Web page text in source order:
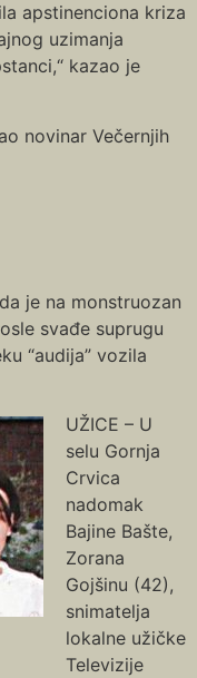
apstinenciona kriza
uzimanja
kazao je
novinar Večernjih
je na monstruozan
svađe suprugu
“audija” vozila
UŽICE – U
selu Gornja
Crvica
nadomak
Bajine Bašte,
Zorana
Gojšinu (42),
snimatelja
lokalne užičke
Televizije